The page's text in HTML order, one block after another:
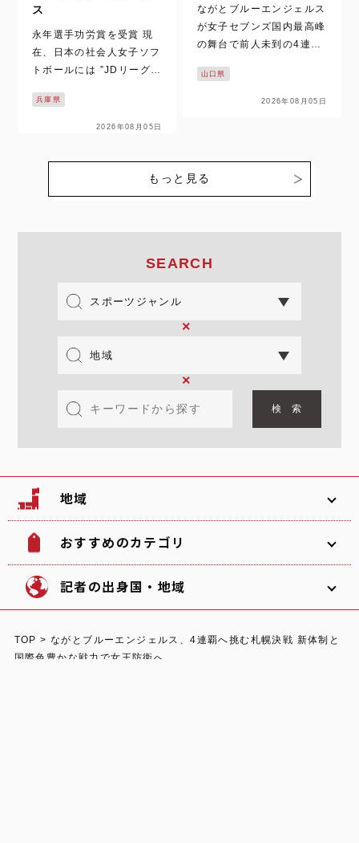
SEARCH
×
×
ス
永年選手功労賞を受賞 現
在、日本の社会人女子ソフ
トボールには ”JDリーグと
ーグ（以下、日本リー
グ）” の2つ実業団リーグ
選手のうち、JDリーグ及
兵庫県
2026年08月05日
ながとブルーエンジェルス
が女子セブンズ国内最高峰
の舞台で前人未到の4連覇
催されるグランドファイナ
ルを前に、王者の現在地と
山口県
2026年08月05日
もっと見る
地域
韓国 北海道
おすすめのカテゴリ
ソフトボール
体験
記者の出身国・地域
TOP > ながとブルーエンジェルス、4連覇へ挑む札幌決戦 新体制と
国際色豊かな戦力で女王防衛へ